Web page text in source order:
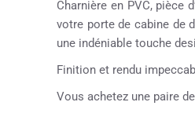
Charnière en PVC, pièce
votre porte de cabine de
une indéniable touche
Finition et rendu
Vous achetez une paire